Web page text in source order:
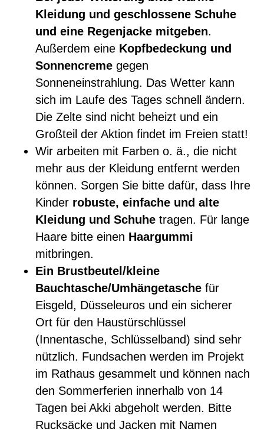
Kleidung und geschlossene Schuhe
und eine Regenjacke mitgeben.
Außerdem eine Kopfbedeckung und
Sonnencreme gegen
Sonneneinstrahlung. Das Wetter kann
sich im Laufe des Tages schnell ändern.
Die Zelte sind nicht beheizt und ein
Großteil der Aktion findet im Freien statt!
Wir arbeiten mit Farben o. ä., die nicht
mehr aus der Kleidung entfernt werden
können. Sorgen Sie bitte dafür, dass Ihre
Kinder robuste, einfache und alte
Kleidung und Schuhe tragen. Für lange
Haare bitte einen Haargummi
mitbringen.
Ein Brustbeutel/kleine
Bauchtasche/Umhängetasche für
Eisgeld, Düsseleuros und ein sicherer
Ort für den Haustürschlüssel
(Innentasche, Schlüsselband) sind sehr
nützlich. Fundsachen werden im Projekt
im Rathaus gesammelt und können nach
den Sommerferien innerhalb von 14
Tagen bei Akki abgeholt werden. Bitte
Rucksäcke und Jacken mit Namen